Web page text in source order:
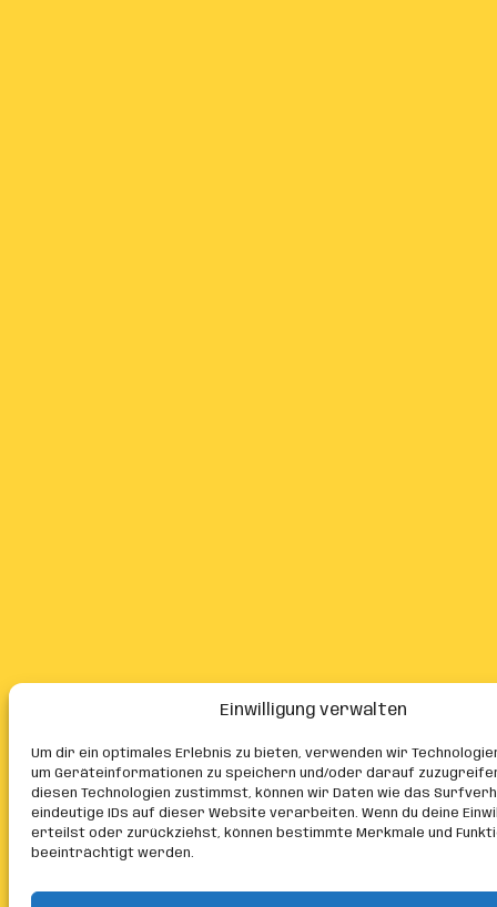
Einwilligung verwalten
Um dir ein optimales Erlebnis zu bieten, verwenden wir
um Geräteinformationen zu speichern und/oder darauf
diesen Technologien zustimmst, können wir Daten wie das
eindeutige IDs auf dieser Website verarbeiten. Wenn du deine
erteilst oder zurückziehst, können bestimmte Merkmale und
beeinträchtigt werden.